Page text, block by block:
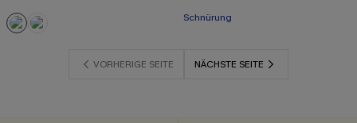
Schnürung
VORHERIGE SEITE NÄCHSTE SEITE